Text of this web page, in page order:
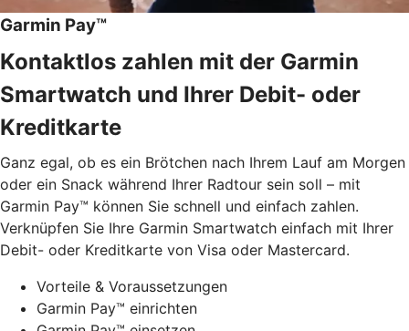
Garmin Pay™
Kontaktlos zahlen mit der Garmin
Smartwatch und Ihrer Debit- oder
Kreditkarte
Ganz egal, ob es ein Brötchen nach Ihrem Lauf am Morgen
oder ein Snack während Ihrer Radtour sein soll – mit
Garmin Pay™ können Sie schnell und einfach zahlen.
Verknüpfen Sie Ihre Garmin Smartwatch einfach mit Ihrer
Debit- oder Kreditkarte von Visa oder Mastercard.
Vorteile & Voraussetzungen
Garmin Pay™ einrichten